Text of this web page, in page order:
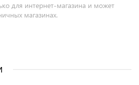
для интернет-магазина и может
магазинах.